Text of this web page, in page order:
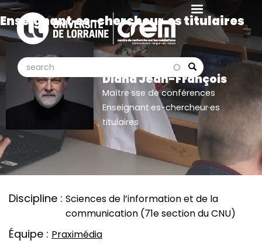
Aller
au
contenu
Search
search search
Enseignant·es-chercheur·es titulaires
Diana Jean-François
Maître·sse de conférences
Enseignant·es-chercheur·es
titulaires
Discipline
Sciences de l’information et de la
communication (71e section du CNU)
Équipe Praximédia